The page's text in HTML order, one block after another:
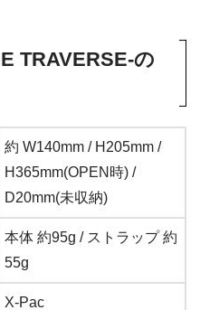
TRAVERSE-の
約 W140mm / H205mm /
H365mm(OPEN時) /
D20mm(未収納)
本体 約95g / ストラップ 約
55g
X-Pac